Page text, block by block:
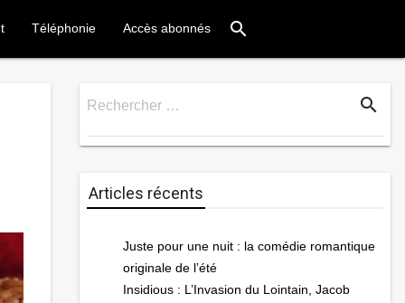
Téléphonie Accès abonnés search
Rechercher … search
Articles récents
Juste pour une nuit : la comédie romantique
originale de l’été
Insidious : L’Invasion du Lointain, Jacob